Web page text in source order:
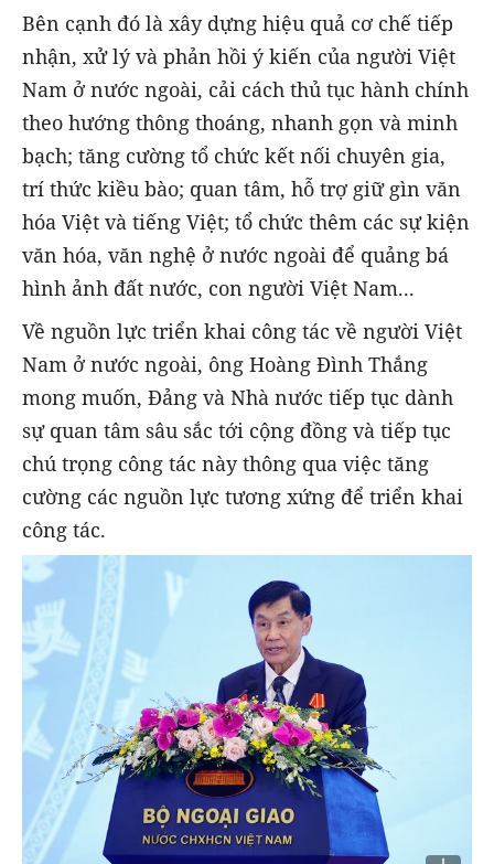
Bên cạnh đó là xây dựng hiệu quả cơ chế tiếp
nhận, xử lý và phản hồi ý kiến của người Việt
Nam ở nước ngoài, cải cách thủ tục hành chính
theo hướng thông thoáng, nhanh gọn và minh
bạch; tăng cường tổ chức kết nối chuyên gia,
trí thức kiều bào; quan tâm, hỗ trợ giữ gìn văn
hóa Việt và tiếng Việt; tổ chức thêm các sự kiện
văn hóa, văn nghệ ở nước ngoài để quảng bá
hình ảnh đất nước, con người Việt Nam...
Về nguồn lực triển khai công tác về người Việt
Nam ở nước ngoài, ông Hoàng Đình Thắng
mong muốn, Đảng và Nhà nước tiếp tục dành
sự quan tâm sâu sắc tới cộng đồng và tiếp tục
chú trọng công tác này thông qua việc tăng
cường các nguồn lực tương xứng để triển khai
công tác.